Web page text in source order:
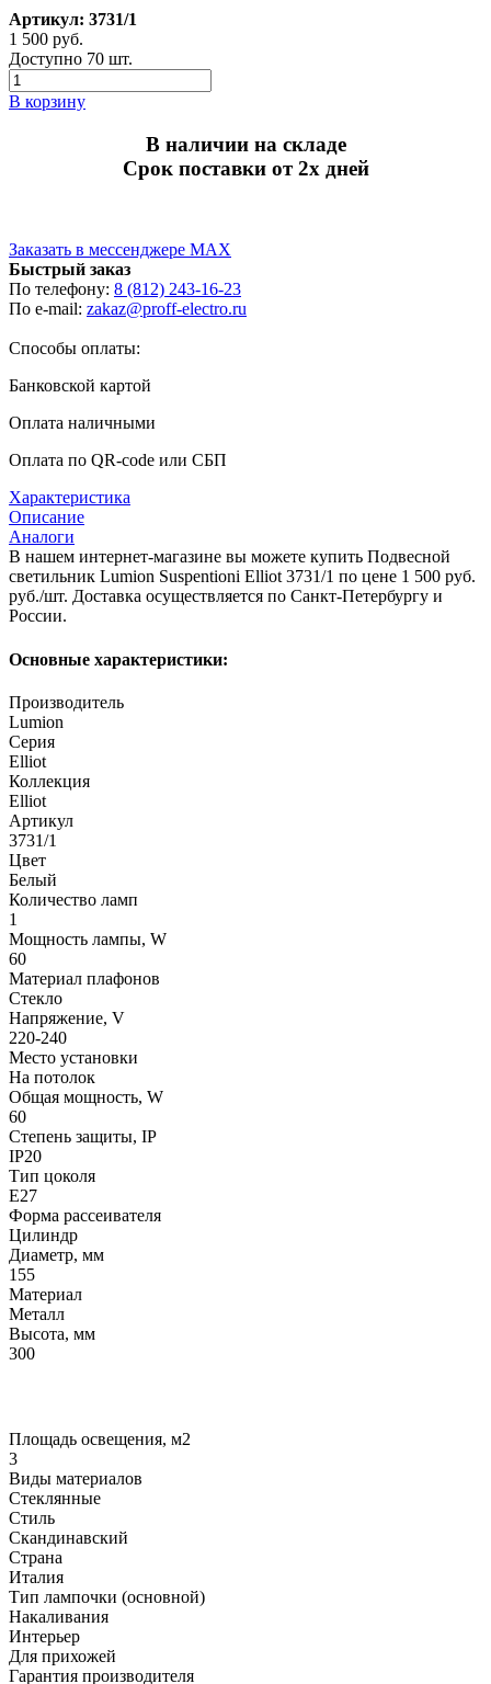
Артикул: 3731/1
1 500 руб.
Доступно 70 шт.
В корзину
В наличии на складе
Срок поставки от 2х дней
Заказать в мессенджере MAX
Быстрый заказ
По телефону: 8 (812) 243-16-23
По e-mail: zakaz@proff-electro.ru
Способы оплаты:
Банковской картой
Оплата наличными
Оплата по QR-code или СБП
Характеристика
Описание
Аналоги
В нашем интернет-магазине вы можете купить Подвесной
светильник Lumion Suspentioni Elliot 3731/1 по цене 1 500 руб.
руб./шт. Доставка осуществляется по Санкт-Петербургу и
России.
Основные характеристики:
Производитель
Lumion
Серия
Elliot
Коллекция
Elliot
Артикул
3731/1
Цвет
Белый
Количество ламп
1
Мощность лампы, W
60
Материал плафонов
Стекло
Напряжение, V
220-240
Место установки
На потолок
Общая мощность, W
60
Степень защиты, IP
IP20
Тип цоколя
E27
Форма рассеивателя
Цилиндр
Диаметр, мм
155
Материал
Металл
Высота, мм
300
Площадь освещения, м2
3
Виды материалов
Стеклянные
Стиль
Скандинавский
Страна
Италия
Тип лампочки (основной)
Накаливания
Интерьер
Для прихожей
Гарантия производителя